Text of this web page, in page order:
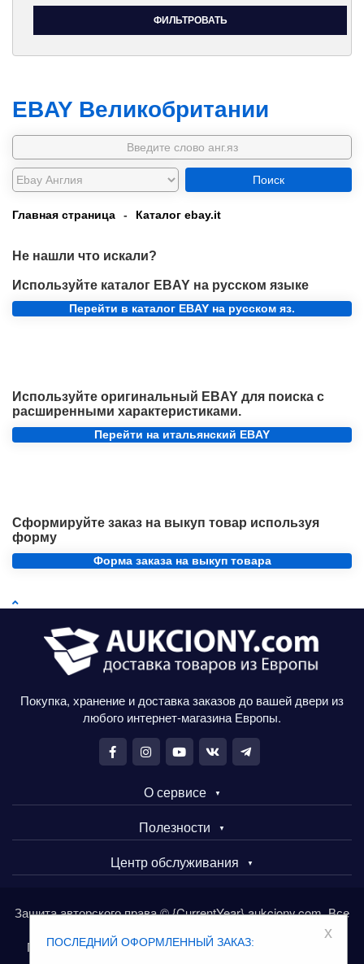
ПОСЛЕДНИЙ ОФОРМЛЕННЫЙ ЗАКАЗ:
x
EBAY Великобритании
Поиск
Главная страница - Каталог ebay.it
Не нашли что искали?
Используйте каталог EBAY на русском языке
Перейти в каталог EBAY на русском яз.
Используйте оригинальный EBAY для поиска с
расширенными характеристиками.
Перейти на итальянский EBAY
Сформируйте заказ на выкуп товар используя
форму
Форма заказа на выкуп товара
Покупка, хранение и доставка заказов до вашей двери из
любого интернет-магазина Европы.
О сервисе
Полезности
Центр обслуживания
Защита авторского права © {CurrentYear} aukciony.com. Все
Покупайте товары в Европе через сервис aukciony.com